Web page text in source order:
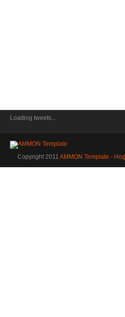
Loading tweets...
Copyright 2011 AMMON Template -